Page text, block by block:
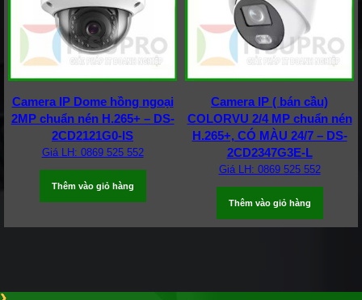
Camera IP Dome hồng ngoại
2MP chuẩn nén H.265+ – DS-
2CD2121G0-IS
Giá LH: 0869 525 552
Thêm vào giỏ hàng
Camera IP ( bán cầu)
COLORVU 2/4 MP chuẩn nén
H.265+, CÓ MÀU 24/7 – DS-
2CD2347G3E-L
Giá LH: 0869 525 552
Thêm vào giỏ hàng